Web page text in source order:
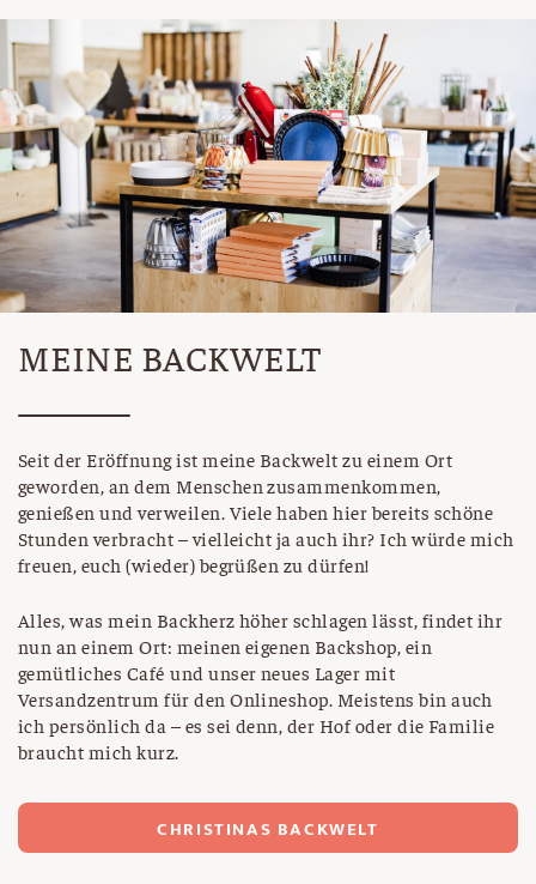
MEINE BACKWELT
Seit der Eröffnung ist meine Backwelt zu einem Ort
geworden, an dem Menschen zusammenkommen,
genießen und verweilen. Viele haben hier bereits schöne
Stunden verbracht – vielleicht ja auch ihr? Ich würde mich
freuen, euch (wieder) begrüßen zu dürfen!
Alles, was mein Backherz höher schlagen lässt, findet ihr
nun an einem Ort: meinen eigenen Backshop, ein
gemütliches Café und unser neues Lager mit
Versandzentrum für den Onlineshop. Meistens bin auch
ich persönlich da – es sei denn, der Hof oder die Familie
braucht mich kurz.
CHRISTINAS BACKWELT